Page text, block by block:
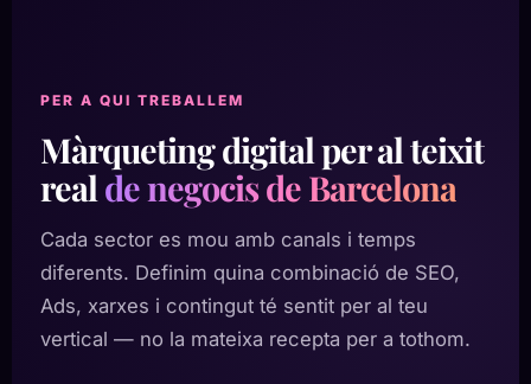
PER A QUI TREBALLEM
Màrqueting digital per al teixit
real de negocis de Barcelona
Cada sector es mou amb canals i temps
diferents. Definim quina combinació de SEO,
Ads, xarxes i contingut té sentit per al teu
vertical — no la mateixa recepta per a tothom.